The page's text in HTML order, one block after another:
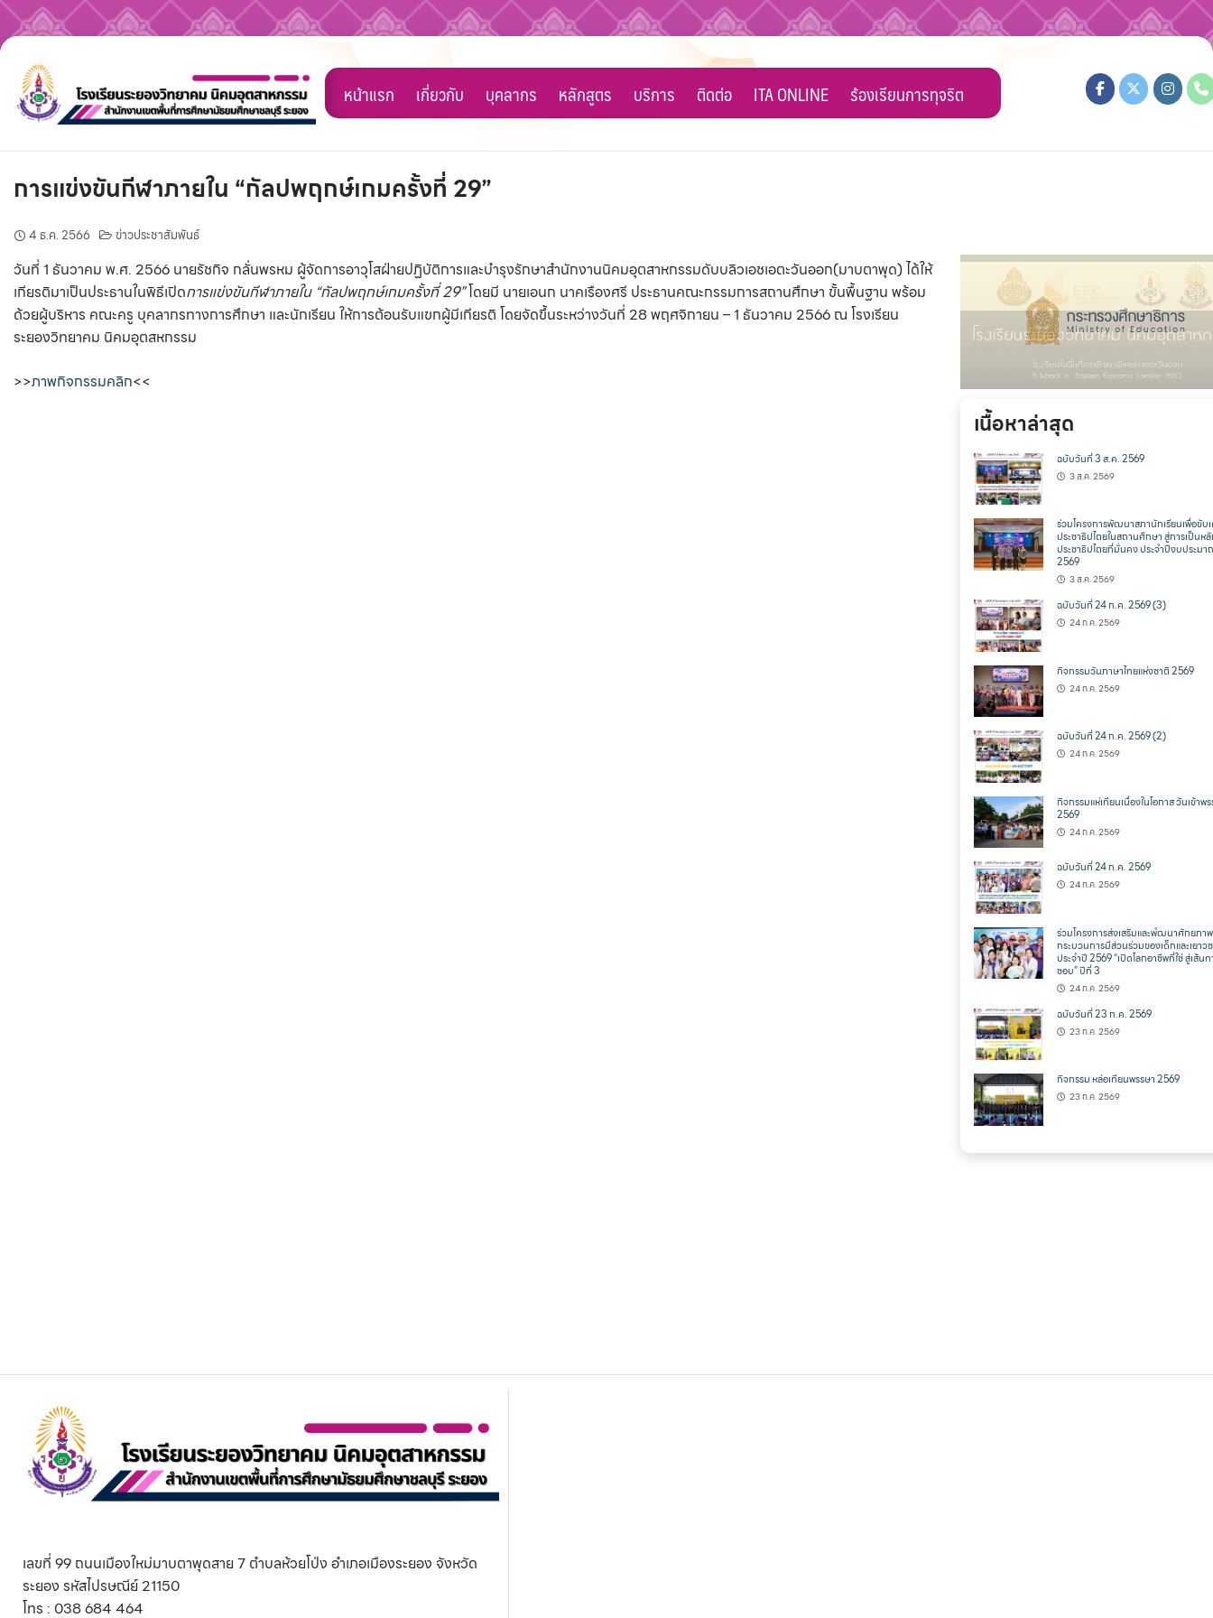
Skip
content
หน้าแรก เกี่ยวกับ บุคลากร หลักสูตร บริการ ติดต่อ ITA ONLINE ร้องเรียนการทุจริต
การแข่งขันกีฬาภายใน “กัลปพฤกษ์เกมครั้งที่ 29”
4 ธ.ค. 2566 ข่าวประชาสัมพันธ์
วันที่ 1 ธันวาคม พ.ศ. 2566 นายรัชกิจ กลั่นพรหม ผู้จัดการอาวุโสฝ่ายปฏิบัติการและบำรุงรักษาสำนักงานนิคมอุตสาหกรรมดับบลิวเอชเอตะวันออก(มาบตาพุด) ได้ให้
เกียรติมาเป็นประธานในพิธีเปิดการแข่งขันกีฬาภายใน “กัลปพฤกษ์เกมครั้งที่ 29”โดยมี นายเอนก นาคเรืองศรี ประธานคณะกรรมการสถานศึกษา ขั้นพื้นฐาน พร้อม
ด้วยผู้บริหาร คณะครู บุคลากรทางการศึกษา และนักเรียน ให้การต้อนรับแขกผู้มีเกียรติ โดยจัดขึ้นระหว่างวันที่ 28 พฤศจิกายน – 1 ธันวาคม 2566 ณ โรงเรียน
ระยองวิทยาคม นิคมอุตสหกรรม
>>ภาพกิจกรรมคลิก<<
เนื้อหาล่าสุด
ฉบับวันที่ 3 ส.ค. 2569
3 ส.ค. 2569
ร่วมโครงการพัฒนาสภานักเรียนเพื่อขับ
ประชาธิปไตยในสถานศึกษา สู่การเป็นห
ประชาธิปไตยที่มั่นคง ประจำปีงบประม
2569
3 ส.ค. 2569
ฉบับวันที่ 24 ก.ค. 2569 (3)
24 ก.ค. 2569
กิจกรรมวันภาษาไทยแห่งชาติ 2569
24 ก.ค. 2569
ฉบับวันที่ 24 ก.ค. 2569 (2)
24 ก.ค. 2569
กิจกรรมแห่เทียนเนื่องในโอกาส วันเข้าพ
2569
24 ก.ค. 2569
ฉบับวันที่ 24 ก.ค. 2569
24 ก.ค. 2569
ร่วมโครงการส่งเสริมและพํฒนาศักยภา
กระบวนการมีส่วนร่วมของเด็กและเยาว
ประจำปี 2569 “เปิดโลกอาชีพที่ใช่ สู่เส้น
ชอบ” ปีที่ 3
24 ก.ค. 2569
ฉบับวันที่ 23 ก.ค. 2569
23 ก.ค. 2569
กิจกรรม หล่อเทียนพรรษา 2569
23 ก.ค. 2569
เลขที่ 99 ถนนเมืองใหม่มาบตาพุดสาย 7 ตำบลห้วยโป่ง อำเภอเมืองระยอง จังหวัด
ระยอง รหัสไปรษณีย์ 21150
โทร : 038 684 464